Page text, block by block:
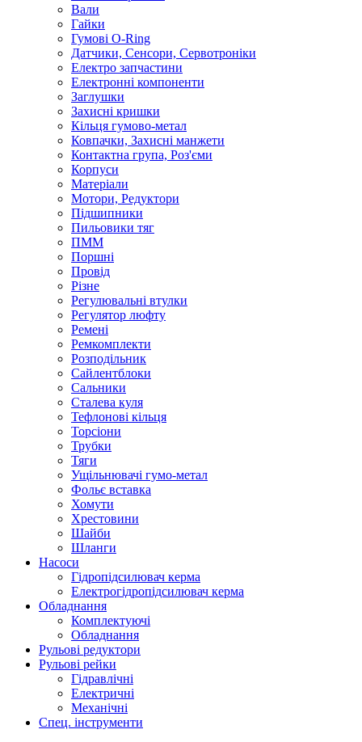
Вали
Гайки
Гумові O-Ring
Датчики, Сенсори, Сервотроніки
Електро запчастини
Електронні компоненти
Заглушки
Захисні кришки
Кільця гумово-метал
Ковпачки, Захисні манжети
Контактна група, Роз'єми
Корпуси
Матеріали
Мотори, Редуктори
Підшипники
Пильовики тяг
ПММ
Поршні
Провід
Різне
Регулювальні втулки
Регулятор люфту
Ремені
Ремкомплекти
Розподільник
Сайлентблоки
Сальники
Сталева куля
Тефлонові кільця
Торсіони
Трубки
Тяги
Ущільнювачі гумо-метал
Фольє вставка
Хомути
Хрестовини
Шайби
Шланги
Насоси
Гідропідсилювач керма
Електрогідропідсилювач керма
Обладнання
Комплектуючі
Обладнання
Рульові редуктори
Рульові рейки
Гідравлічні
Електричні
Механічні
Спец. інструменти